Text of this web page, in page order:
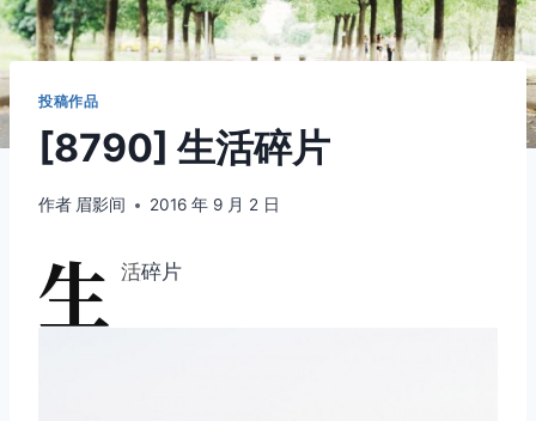
投稿作品
[8790] 生活碎片
作者 眉影间 2016 年 9 月 2 日
生 活碎片